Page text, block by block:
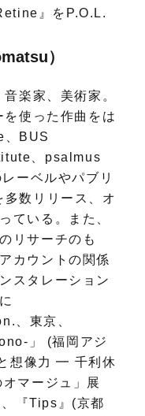
』をP.O.L.
）
楽家、美術家。
使った作曲をは
、BUS
、psalmus
ーベルやパブリ
数リリース、オ
ている。また、
リサーチのも
カウントの関係
スタレーション
、東京、
」 (福岡アジ
想像力 ━ 千利休
マージュ」展
『Tips』(京都